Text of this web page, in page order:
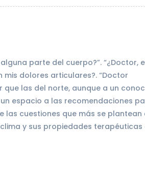
parte del cuerpo?”. “¿Doctor,
dolores articulares?. “Doctor
las del norte, aunque a un
espacio a las recomendaciones
cuestiones que más se plantean
y sus propiedades terapéuticas